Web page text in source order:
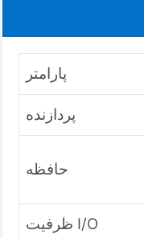
پارامتر
پردازنده
حافظه
ظرفیت I/O